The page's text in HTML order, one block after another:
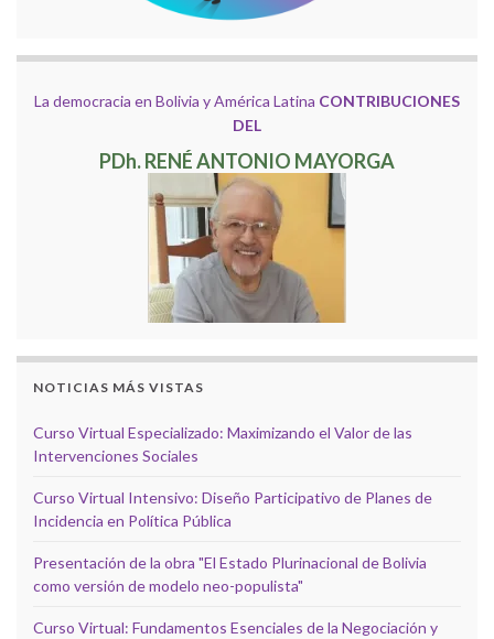
La democracia en Bolivia y América Latina CONTRIBUCIONES
DEL
PDh. RENÉ ANTONIO MAYORGA
NOTICIAS MÁS VISTAS
Curso Virtual Especializado: Maximizando el Valor de las
Intervenciones Sociales
Curso Virtual Intensivo: Diseño Participativo de Planes de
Incidencia en Política Pública
Presentación de la obra "El Estado Plurinacional de Bolivia
como versión de modelo neo-populista"
Curso Virtual: Fundamentos Esenciales de la Negociación y